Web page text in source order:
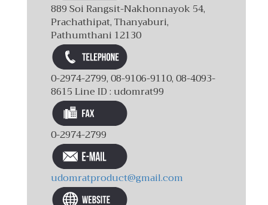
889 Soi Rangsit-Nakhonnayok 54,
Prachathipat, Thanyaburi,
Pathumthani 12130
0-2974-2799, 08-9106-9110, 08-4093-
8615 Line ID : udomrat99
0-2974-2799
udomratproduct@gmail.com